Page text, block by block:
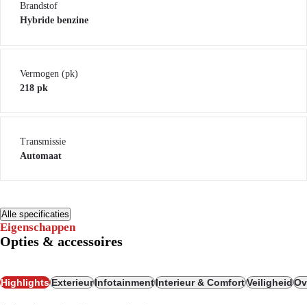
Brandstof
Hybride benzine
Vermogen (pk)
218 pk
Transmissie
Automaat
Alle specificaties
Eigenschappen
Opties & accessoires
HighlightsExterieurInfotainmentInterieur & ComfortVeiligheid